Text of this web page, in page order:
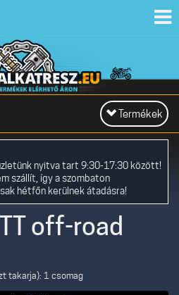
Toggle
navigation
Termékek
nyitva tart 9:30-17:30 között!
szállít, így a szombaton
hétfőn kerülnek átadásra!
off-road
takarja): 1 csomag